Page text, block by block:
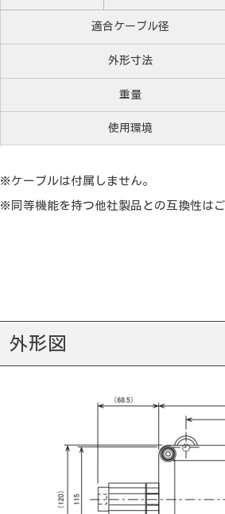
適合ケーブル径
外形寸法
重量
使用環境
※ケーブルは付属しません。
※同等機能を持つ他社製品との互換性はご
外形図